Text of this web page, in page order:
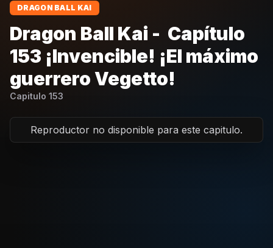
DRAGON BALL KAI
Dragon Ball Kai - Capítulo
153 ¡Invencible! ¡El máximo
guerrero Vegetto!
Capitulo 153
Reproductor no disponible para este capitulo.